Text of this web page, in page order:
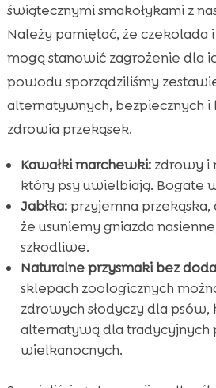
świątecznymi smakołykami z
Należy pamiętać, że czekolada
mogą stanowić zagrożenie dla
powodu sporządziliśmy
alternatywnych, bezpiecznych i
zdrowia przekąsek.
Kawałki marchewki:zdrowy i
który psy uwielbiają. Bogate
Jabłka:przyjemna przekąska,
że usuniemy gniazda
szkodliwe.
Naturalne przysmaki bez
sklepach zoologicznych
zdrowych słodyczy dla psów,
alternatywą dla tradycyjnych
wielkanocnych.